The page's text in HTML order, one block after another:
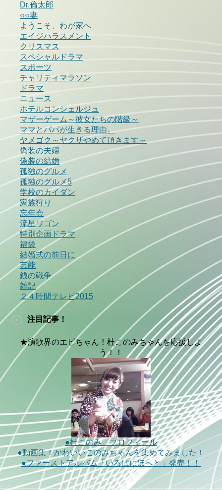
Dr.倫太郎
○○妻
ようこそ、わが家へ
エイジハラスメント
クリスマス
スペシャルドラマ
スポーツ
チャリティマラソン
ドラマ
ニュース
ホテルコンシェルジュ
マザーゲーム～彼女たちの階級～
ママとパパが生きる理由。
ヤメゴク～ヤクザやめて頂きます～
偽装の夫婦
偽装の結婚
孤独のグルメ
孤独のグルメ5
学校のカイダン
家族狩り
忘年会
流星ワゴン
特別企画ドラマ
福袋
結婚式の前日に
芸能
銭の戦争
雑記
２４時間テレビ2015
注目記事！
★演歌界のエビちゃん！杜このみちゃんを応援しよ
う！！
●杜このみ プロフィール
●動画集！かわいいこのみちゃんを集めてみました！
●ファーストアルバム「いろはにほへと」発売！！